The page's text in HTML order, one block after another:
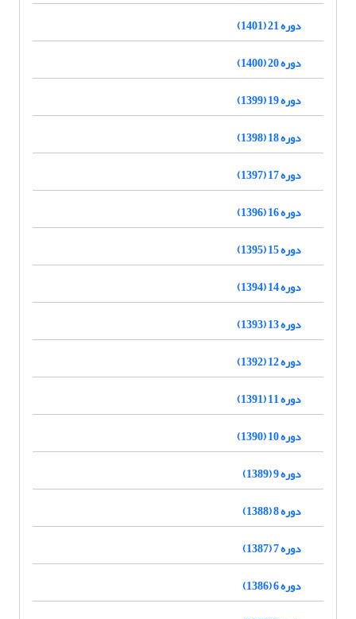
دوره 21 (1401)
دوره 20 (1400)
دوره 19 (1399)
دوره 18 (1398)
دوره 17 (1397)
دوره 16 (1396)
دوره 15 (1395)
دوره 14 (1394)
دوره 13 (1393)
دوره 12 (1392)
دوره 11 (1391)
دوره 10 (1390)
دوره 9 (1389)
دوره 8 (1388)
دوره 7 (1387)
دوره 6 (1386)